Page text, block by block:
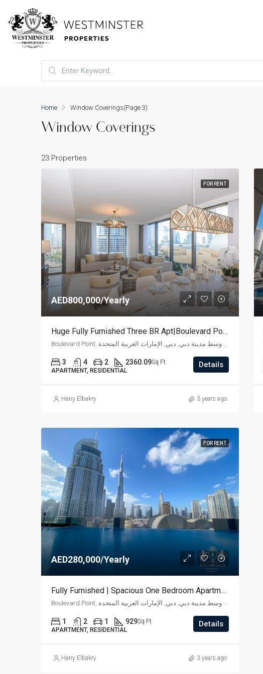
Home Window Coverings(Page 3)
Window Coverings
23 Properties
FOR RENT
AED800,000/Yearly
Huge Fully Furnished Three BR Apt|Boulevard Point
Boulevard Point, شارع الشيخ محمد بن راشد, وسط مدينة دبي, دبي, الإمارات العربية المتحدة
3 4 2 2360.09Sq Ft
APARTMENT, RESIDENTIAL
Details
Hany Elbakry 3 years ago
FOR RENT
AED280,000/Yearly
Fully Furnished | Spacious One Bedroom Apartment | Boulevard Point
Boulevard Point, شارع الشيخ محمد بن راشد, وسط مدينة دبي, دبي, الإمارات العربية المتحدة
1 2 1 929Sq Ft
APARTMENT, RESIDENTIAL
Details
Hany Elbakry 3 years ago